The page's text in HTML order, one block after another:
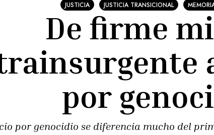
JUSTICIA JUSTICIA TRANSICIONAL
De firme
por
por genocidio se diferencia mucho del